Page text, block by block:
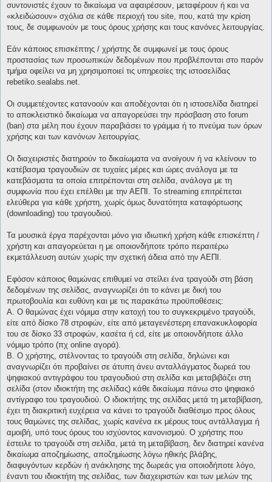
συντονιστές έχουν το δικαίωμα να αφαιρέσουν, μεταφέρουν ή και να
«κλειδώσουν» σχόλια σε κάθε περιοχή του site, που, κατά την κρίση
τους, δε συμφωνούν με τους όρους χρήσης και τους κανόνες λειτουργίας.
Εάν κάποιος επισκέπτης / χρήστης δε συμφωνεί με τους όρους
προστασίας των προσωπικών δεδομένων που προβλέπονται στο παρόν
τμήμα οφείλει να μη χρησιμοποιεί τις υπηρεσίες της ιστοσελίδας
rebetiko.sealabs.net.
Οι συμμετέχοντες κατανοούν και αποδέχονται ότι η ιστοσελίδα διατηρεί
το αποκλειστικό δικαίωμα να απαγορεύσει την πρόσβαση στο forum
(ban) στα μέλη που έχουν παραβιάσει το γράμμα ή το πνεύμα των όρων
χρήσης και των κανόνων λειτουργίας.
Οι διαχειριστές διατηρούν το δικαίωματα να ανοίγουν ή να κλείνουν το
κατέβασμα τραγουδιών σε τυχαίες μέρες και ώρες ανάλογα με τα
κατεβάσματα τα οποία επιτρέπονται στη σελίδα, ανάλογα με τη
συμφωνία που έχει επέλθει με την ΑΕΠΙ. Το streaming επιτρέπεται
ελεύθερα για κάθε χρήστη, χωρίς όμως δυνατότητα καταφόρτωσης
(downloading) του τραγουδιού.
Τα μουσικά έργα παρέχονται μόνο για ιδιωτική χρήση κάθε επισκέπτη /
χρήστη και απαγορεύεται η με οποιονδήποτε τρόπο περαιτέρω
εκμετάλλευση αυτών χωρίς την σχετική άδεια από την ΑΕΠΙ.
Εφόσον κάποιος θαμώνας επιθυμεί να στείλει ένα τραγούδι στη βάση
δεδομένων της σελίδας, αναγνωρίζει ότι το κάνει με δική του
πρωτοβουλία και ευθύνη και με τις παρακάτω προϋποθέσεις:
Α. Ο θαμώνας έχει νόμιμα στην κατοχή του το συγκεκριμένο τραγούδι,
είτε από δίσκο 78 στροφών, είτε από μεταγενέστερη επανακυκλοφορία
του σε δίσκο 33 στροφών, κασέτα ή cd, είτε με οποιονδήποτε άλλο
νόμιμο τρόπο (πχ online αγορά).
Β. Ο χρήστης, στέλνοντας το τραγούδι στη σελίδα, δηλώνει και
αναγνωρίζει ότι προβαίνει σε άτυπη άνευ ανταλλάγματος δωρεά του
ψηφιακού αντιγράφου του τραγουδιού στη σελίδα και μεταβιβάζει στη
σελίδα (στον ιδιοκτήτη της σελίδας) κάθε δικαίωμα πάνω στο ψηφιακό
αντίγραφο του τραγουδιού. Ο ιδιοκτήτης της σελίδας μετά τη μεταβίβαση,
έχει τη διακριτική ευχέρεια να κάνει το τραγούδι διαθέσιμο προς όλους
τους θαμώνες της σελίδας, χωρίς κανένα εκ μέρους τους αντάλλαγμα ή
αμοιβή, υπό τους όρους του ισχύοντος κανονισμού. Ο χρήστης που
έστειλε το τραγούδι στη σελίδα, μετά τη μεταβίβαση, δεν διατηρεί κανένα
δικαίωμα αποζημίωσης, αποζημίωσης λόγω ηθικής βλάβης,
διαφυγόντων κερδών ή ανάκλησης της δωρεάς για οποιοδήποτε λόγο,
έναντι του ιδιοκτήτη της σελίδας, των διαχειριστών και των μελών της